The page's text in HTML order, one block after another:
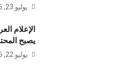
يوليو 23, 2026
الإعلام
يصبح
يوليو 22, 2026